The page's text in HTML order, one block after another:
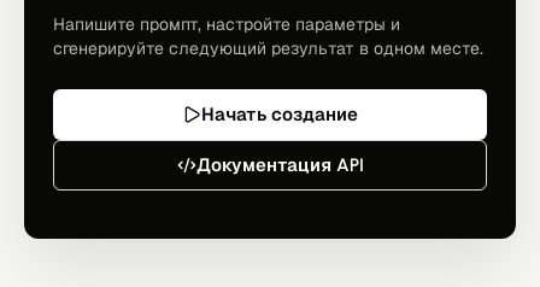
Напишите промпт, настройте параметры и
сгенерируйте следующий результат в одном месте.
Начать создание
Документация API